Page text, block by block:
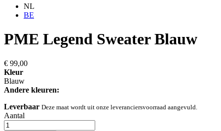
NL
BE
PME Legend Sweater Blauw
€ 99,00
Kleur
Blauw
Andere kleuren:
Leverbaar Deze maat wordt uit onze leveranciersvoorraad aangevuld.
Aantal